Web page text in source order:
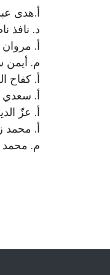
أ.هدى
د. نافذ
أ.
م. أيمن
أ. كفاح
أ. سعدي
أ. عزّ
أ. محمد
م.